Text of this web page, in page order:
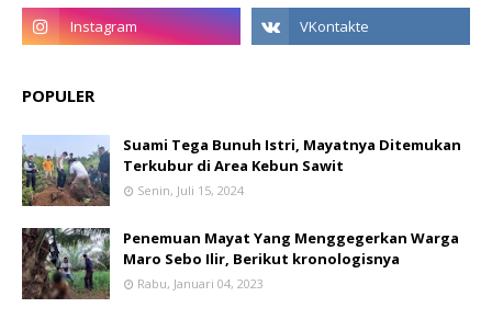
POPULER
Suami Tega Bunuh Istri, Mayatnya Ditemukan
Terkubur di Area Kebun Sawit
Senin, Juli 15, 2024
Penemuan Mayat Yang Menggegerkan Warga
Maro Sebo Ilir, Berikut kronologisnya
Rabu, Januari 04, 2023